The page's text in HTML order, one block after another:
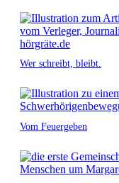
Wer schreibt, bleibt.
Vom Feuergeben